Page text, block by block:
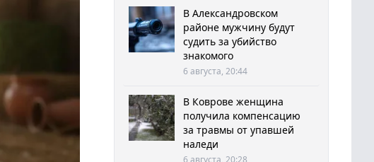
В Александровском
районе мужчину будут
судить за убийство
знакомого
6 августа, 20:44
В Коврове женщина
получила компенсацию
за травмы от упавшей
наледи
6 августа, 20:28